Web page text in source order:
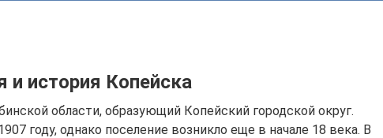
и история Копейска
области, образующий Копейский городской округ.
году, однако поселение возникло еще в начале 18 века. В